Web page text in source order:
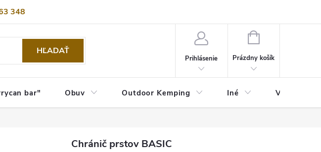
348
HĽADAŤ
Prihlásenie
NÁKUPNÝ
Prázdny košík
bar" Obuv Outdoor Kemping Iné Veľkostná
Chránič prstov BASIC